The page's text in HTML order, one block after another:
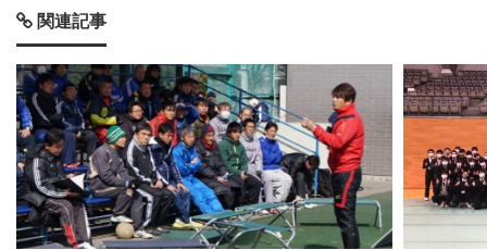
関連記事